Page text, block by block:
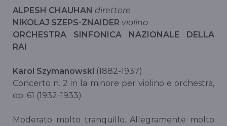
ALPESH CHAUHAN direttore
NIKOLAJ SZEPS-ZNAIDER violino
ORCHESTRA SINFONICA NAZIONALE DELLA
RAI
Karol Szymanowski (1882-1937)
Concerto n. 2 in la minore per violino e orchestra,
op. 61 (1932-1933)
Moderato molto tranquillo. Allegramente molto